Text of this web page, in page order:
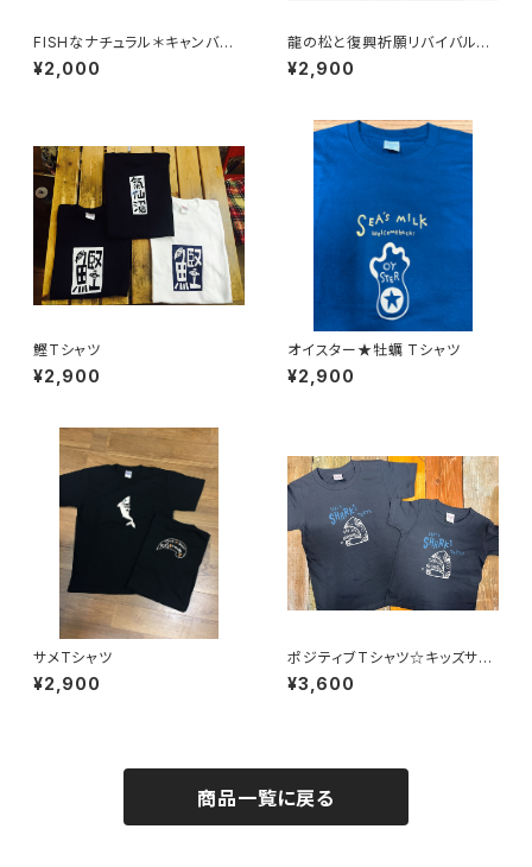
FISHなナチュラル＊キャンバス
トートバッグ
¥2,000
龍の松と復興祈願リバイバルT
シャツ
¥2,900
鰹Tシャツ
¥2,900
オイスター★牡蠣 Tシャツ
¥2,900
サメTシャツ
¥2,900
ポジティブTシャツ☆キッズサイ
ズ【サメの歯は何度も生えかわ
る】
¥3,600
商品一覧に戻る